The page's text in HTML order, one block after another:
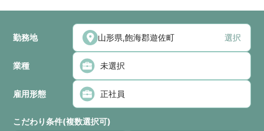
勤務地 選択
業種
雇用形態
こだわり条件(複数選択可)